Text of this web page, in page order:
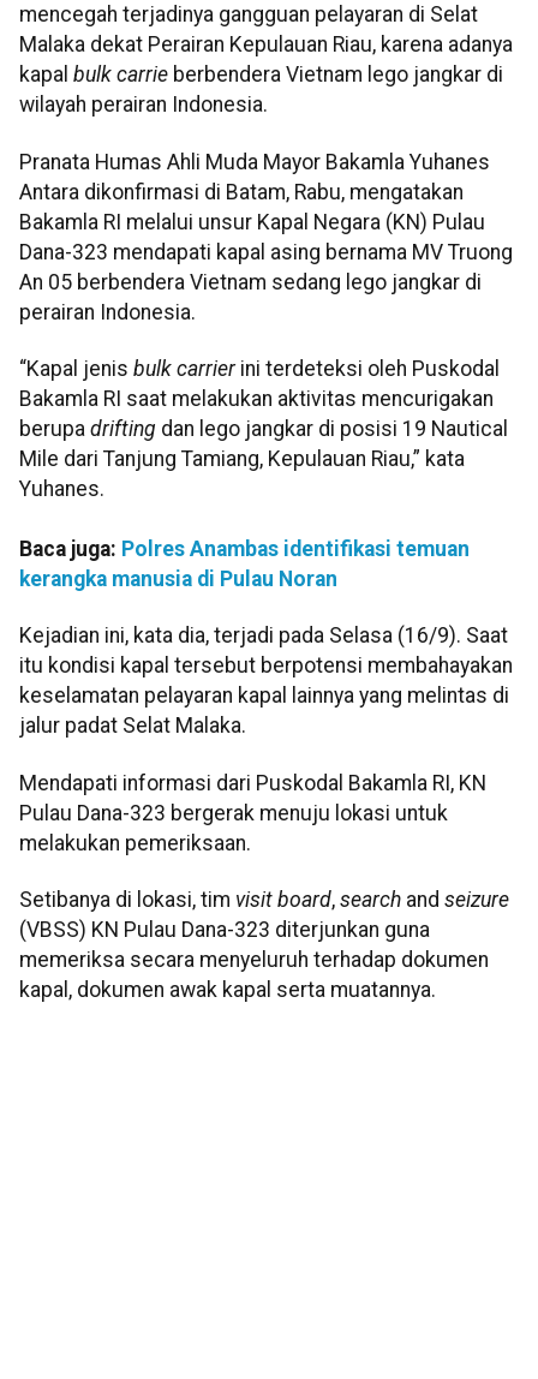
mencegah terjadinya gangguan pelayaran di Selat
Malaka dekat Perairan Kepulauan Riau, karena adanya
kapal bulk carrie berbendera Vietnam lego jangkar di
wilayah perairan Indonesia.
Pranata Humas Ahli Muda Mayor Bakamla Yuhanes
Antara dikonfirmasi di Batam, Rabu, mengatakan
Bakamla RI melalui unsur Kapal Negara (KN) Pulau
Dana-323 mendapati kapal asing bernama MV Truong
An 05 berbendera Vietnam sedang lego jangkar di
perairan Indonesia.
“Kapal jenis bulk carrierini terdeteksi oleh Puskodal
Bakamla RI saat melakukan aktivitas mencurigakan
berupa drifting dan lego jangkar di posisi 19 Nautical
Mile dari Tanjung Tamiang, Kepulauan Riau,” kata
Yuhanes.
Baca juga: Polres Anambas identifikasi temuan
kerangka manusia di Pulau Noran
Kejadian ini, kata dia, terjadi pada Selasa (16/9). Saat
itu kondisi kapal tersebut berpotensi membahayakan
keselamatan pelayaran kapal lainnya yang melintas di
jalur padat Selat Malaka.
Mendapati informasi dari Puskodal Bakamla RI, KN
Pulau Dana-323 bergerak menuju lokasi untuk
melakukan pemeriksaan.
Setibanya di lokasi, tim visit board, search and seizure
(VBSS) KN Pulau Dana-323 diterjunkan guna
memeriksa secara menyeluruh terhadap dokumen
kapal, dokumen awak kapal serta muatannya.